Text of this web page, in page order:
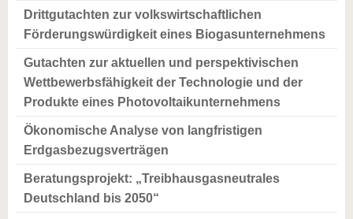
Drittgutachten zur volkswirtschaftlichen
Förderungswürdigkeit eines Biogasunternehmens
Gutachten zur aktuellen und perspektivischen
Wettbewerbsfähigkeit der Technologie und der
Produkte eines Photovoltaikunternehmens
Ökonomische Analyse von langfristigen
Erdgasbezugsverträgen
Beratungsprojekt: „Treibhausgasneutrales
Deutschland bis 2050“